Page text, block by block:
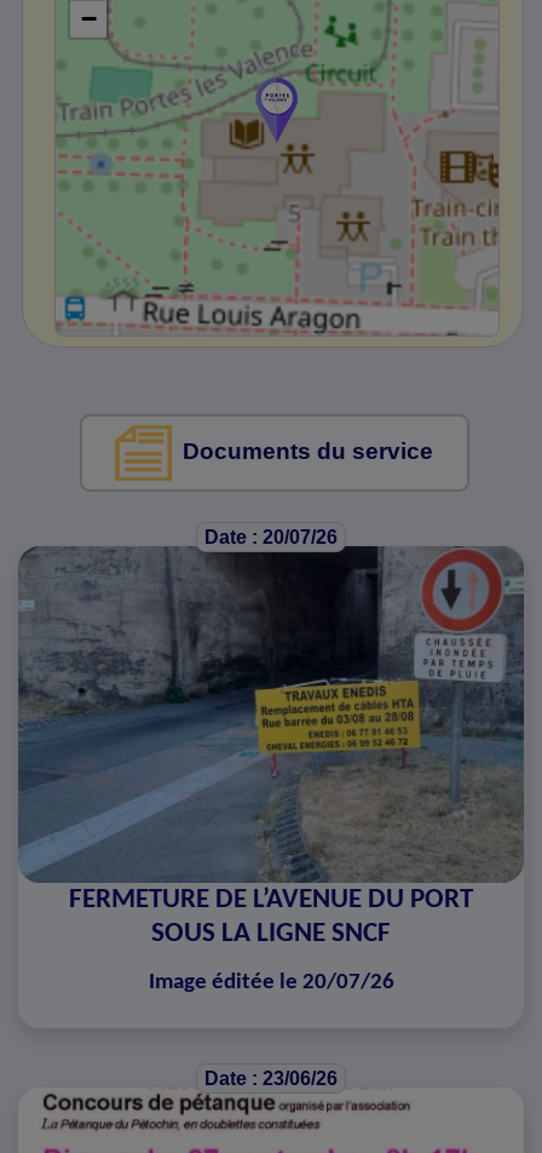
−
Documents du service
Date : 20/07/26
FERMETURE DE L’AVENUE DU PORT
SOUS LA LIGNE SNCF
Image éditée le 20/07/26
Date : 23/06/26